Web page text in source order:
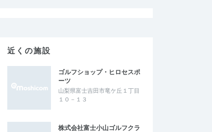
近くの施設
ゴルフショップ・ヒロセスポ
ーツ
山梨県富士吉田市竜ケ丘１丁目
１０－１３
株式会社富士小山ゴルフクラ